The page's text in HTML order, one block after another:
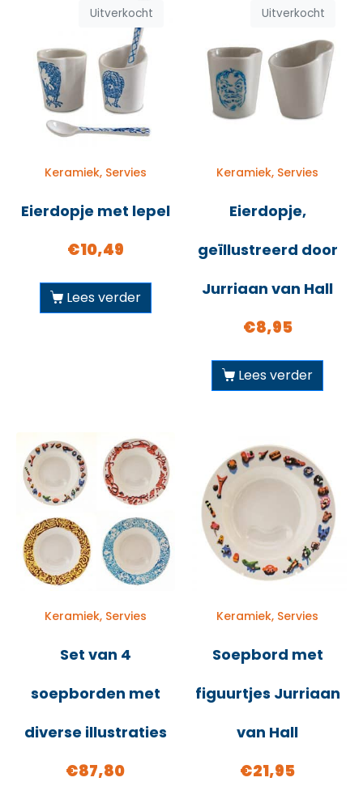
Uitverkocht
Keramiek, Servies
Eierdopje met lepel
€10,49
Lees verder
Uitverkocht
Keramiek, Servies
Eierdopje,
geïllustreerd door
Jurriaan van Hall
€8,95
Lees verder
Keramiek, Servies
Set van 4
soepborden met
diverse illustraties
€87,80
Keramiek, Servies
Soepbord met
figuurtjes Jurriaan
van Hall
€21,95